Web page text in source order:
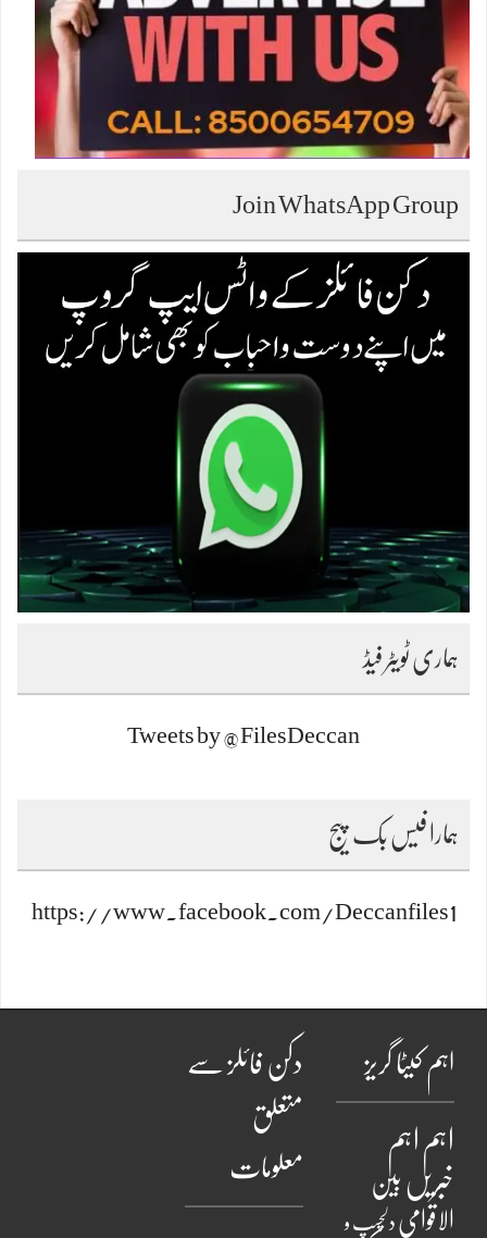
Join WhatsApp Group
ہماری ٹویٹر فیڈ
Tweets by @FilesDeccan
ہمارا فیس بک پیج
https://www.facebook.com/Deccanfiles1
اہم کیٹا گریز
اہم اہم
خبریں بین
الاقوامی دلچسپ و
دکن فائلز سے
متعلق
معلومات